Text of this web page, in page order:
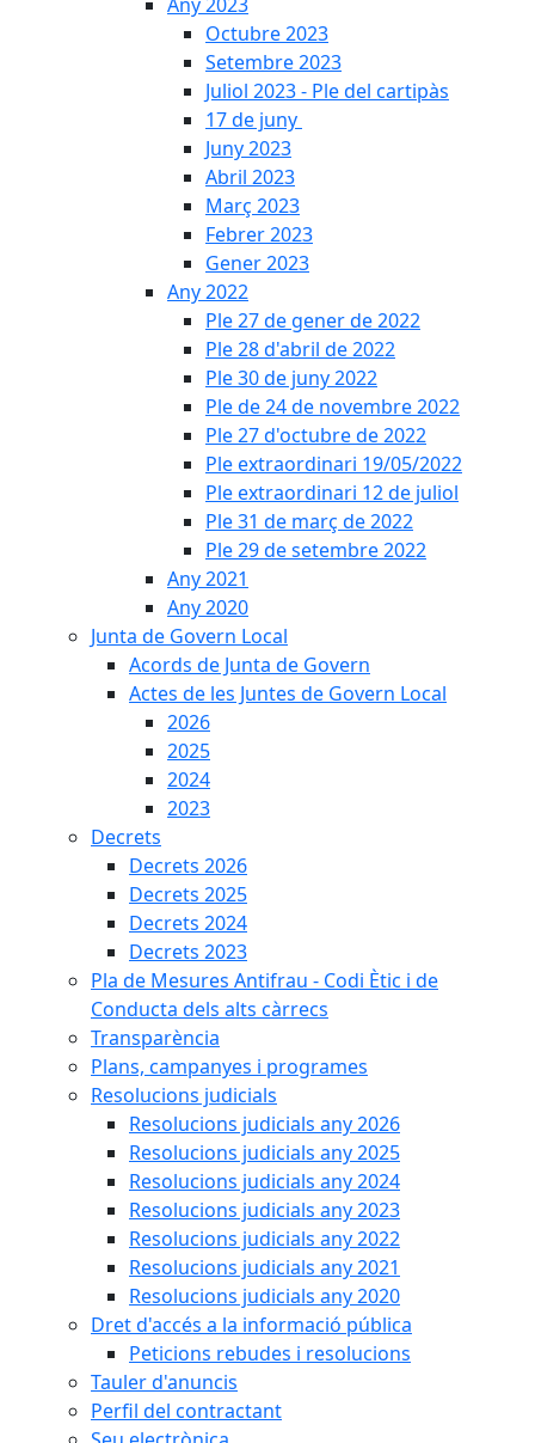
Octubre 2023
Setembre 2023
Juliol 2023 - Ple del cartipàs
17 de juny
Juny 2023
Abril 2023
Març 2023
Febrer 2023
Gener 2023
Any 2022
Ple 27 de gener de 2022
Ple 28 d'abril de 2022
Ple 30 de juny 2022
Ple de 24 de novembre 2022
Ple 27 d'octubre de 2022
Ple extraordinari 19/05/2022
Ple extraordinari 12 de juliol
Ple 31 de març de 2022
Ple 29 de setembre 2022
Any 2021
Any 2020
Junta de Govern Local
Acords de Junta de Govern
Actes de les Juntes de Govern Local
2026
2025
2024
2023
Decrets
Decrets 2026
Decrets 2025
Decrets 2024
Decrets 2023
Pla de Mesures Antifrau - Codi Ètic i de
Conducta dels alts càrrecs
Transparència
Plans, campanyes i programes
Resolucions judicials
Resolucions judicials any 2026
Resolucions judicials any 2025
Resolucions judicials any 2024
Resolucions judicials any 2023
Resolucions judicials any 2022
Resolucions judicials any 2021
Resolucions judicials any 2020
Dret d'accés a la informació pública
Peticions rebudes i resolucions
Tauler d'anuncis
Perfil del contractant